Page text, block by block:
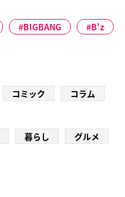
BIGBANG
B'z
コミック
コラム
暮らし グルメ